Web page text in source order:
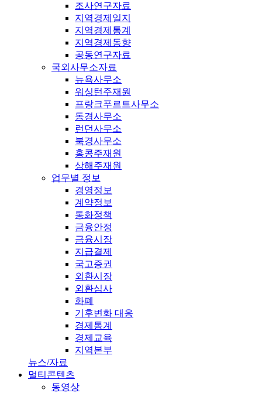
조사연구자료
지역경제일지
지역경제통계
지역경제동향
공동연구자료
국외사무소자료
뉴욕사무소
워싱턴주재원
프랑크푸르트사무소
동경사무소
런던사무소
북경사무소
홍콩주재원
상해주재원
업무별 정보
경영정보
계약정보
통화정책
금융안정
금융시장
지급결제
국고증권
외환시장
외환심사
화폐
기후변화 대응
경제통계
경제교육
지역본부
뉴스/자료
멀티콘텐츠
동영상